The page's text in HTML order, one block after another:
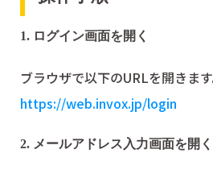
1. ログイン画面を開く
ブラウザで以下のURLを開きます
https://web.invox.jp/login
2. メールアドレス入力画面を開く